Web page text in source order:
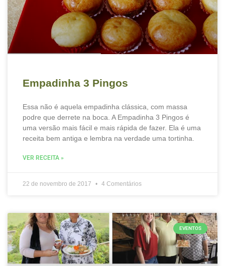
Empadinha 3 Pingos
Essa não é aquela empadinha clássica, com massa
podre que derrete na boca. A Empadinha 3 Pingos é
uma versão mais fácil e mais rápida de fazer. Ela é uma
receita bem antiga e lembra na verdade uma tortinha.
VER RECEITA »
22 de novembro de 2017 4 Comentários
EVENTOS